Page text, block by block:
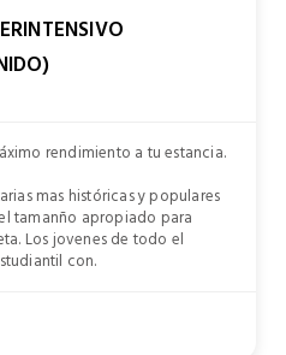
rendimiento a tu estancia.
mas históricas y populares
tamanño apropiado para
Los jovenes de todo el
con.